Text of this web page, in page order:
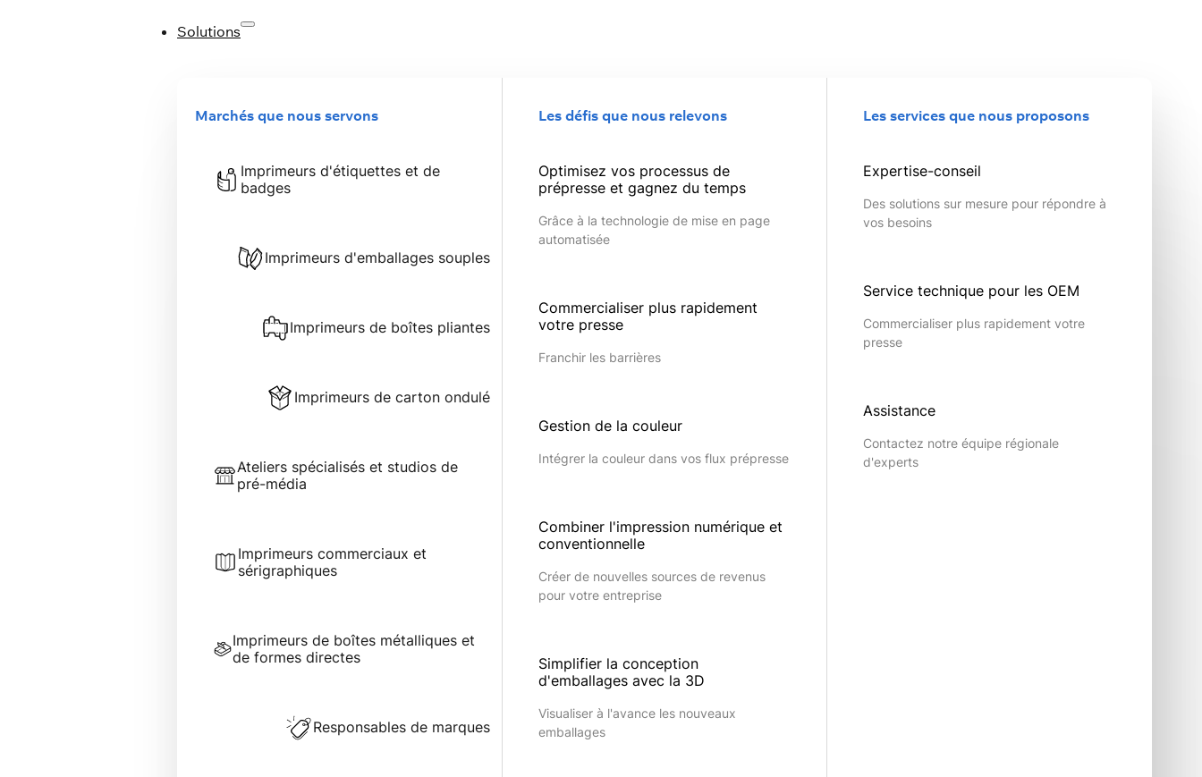
Solutions
Marchés que nous servons
Imprimeurs d'étiquettes et de
badges
Imprimeurs d'emballages souples
Imprimeurs de boîtes pliantes
Imprimeurs de carton ondulé
Ateliers spécialisés et studios de
pré-média
Imprimeurs commerciaux et
sérigraphiques
Imprimeurs de boîtes métalliques et
de formes directes
Responsables de marques
Les défis que nous relevons
Optimisez vos processus de
prépresse et gagnez du temps
Grâce à la technologie de mise en page
automatisée
Commercialiser plus rapidement
votre presse
Franchir les barrières
Gestion de la couleur
Intégrer la couleur dans vos flux prépresse
Combiner l'impression numérique et
conventionnelle
Créer de nouvelles sources de revenus
pour votre entreprise
Simplifier la conception
d'emballages avec la 3D
Visualiser à l'avance les nouveaux
emballages
Les services que nous proposons
Expertise-conseil
Des solutions sur mesure pour répondre à
vos besoins
Service technique pour les OEM
Commercialiser plus rapidement votre
presse
Assistance
Contactez notre équipe régionale
d'experts